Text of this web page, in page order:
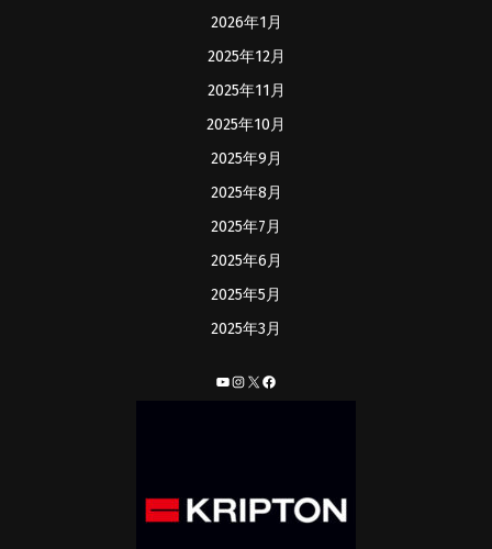
2026年1月
2025年12月
2025年11月
2025年10月
2025年9月
2025年8月
2025年7月
2025年6月
2025年5月
2025年3月
YouTube
Instagram
X Facebook